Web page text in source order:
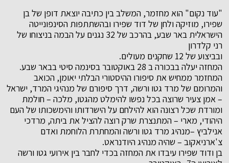
"עוד נקום" הוא מחזמר, המשלב בין כתיבה יוצאת דופן של בן
שפירו, מוזיקה ולחן של דוד שפירו ובהשתתפות הסינפונייטה
הישראלית באר שבע, בהרכב של 32 נגנים על הבמה בניצוחו של
רני קלדרון
ובביצוע של 12 שחקנים מעולים.
המחזה יעלה בבכורה ב 28 באוקטובר בסינמה סיטי בבאר שבע.
המחזמר ממחיש את סיפורו ההיסטורי הבלתי יאומן, הכואב
והמרומם של מרד גטו ורשה, דרך סיפורם של מנהיגי המרד, ישראל
– אמן צעיר שרוצה בכל נפשו להימלט מהגטו, מלכה – חולמת
ומורדת שכל רצונה הוא להילחם על הישרדותו והימשכותו של העם
היהודי, מארי – המתנצרת שרק רוצה להציל את ביתה, מרדכי
אנילביץ –מנהיג מרד גטו ורשה והמחתרת הלוחמת ואדם
צ'ארניאקוב – שהיה מנהיג היודנראט.
בן ודוד שפירו עיבדו את המחזה בכדי לחבר בין אירועי גטו ורשה